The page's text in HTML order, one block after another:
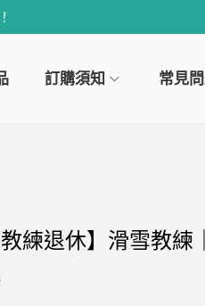
訂購須知 常見
教練退休】滑雪教